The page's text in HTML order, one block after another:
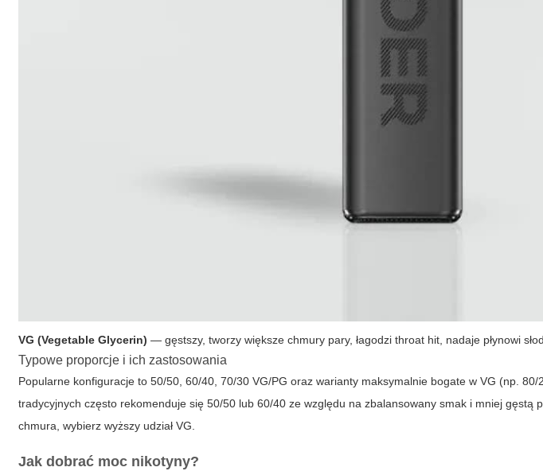
VG (Vegetable Glycerin) — gęstszy, tworzy większe chmury pary, łagodzi throat hit, nadaje płynowi
Typowe proporcje i ich zastosowania
Popularne konfiguracje to 50/50, 60/40, 70/30 VG/PG oraz warianty maksymalnie bogate w VG (np.
tradycyjnych często rekomenduje się 50/50 lub 60/40 ze względu na zbalansowany smak i mniej gęstą
chmura, wybierz wyższy udział VG.
Jak dobrać moc nikotyny?